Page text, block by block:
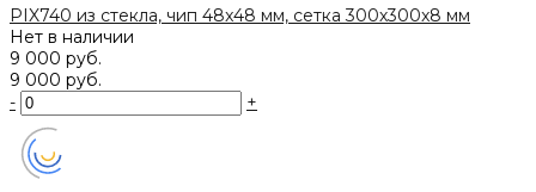
PIX740 из стекла, чип 48x48 мм, сетка 300х300x8 мм
Нет в наличии
9 000 руб.
9 000 руб.
-
+